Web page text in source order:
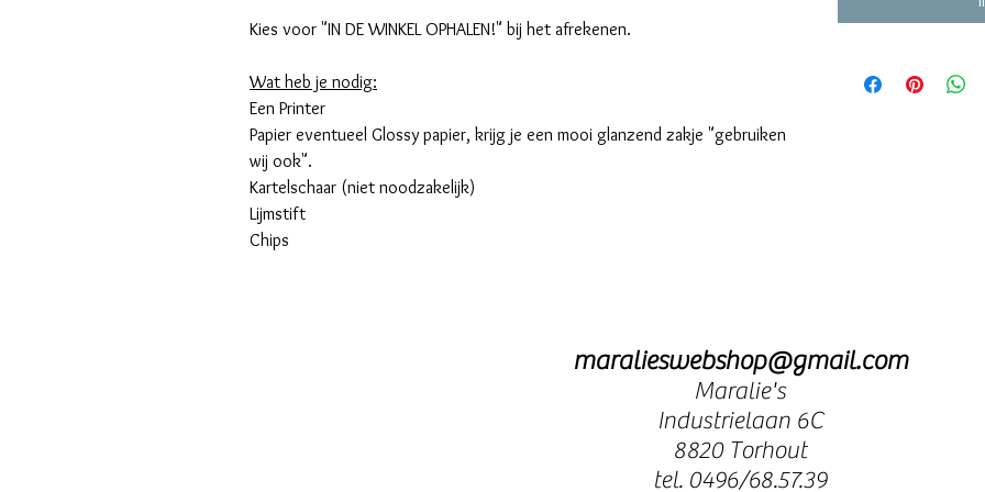
Kies voor "IN DE WINKEL OPHALEN!" bij het afrekenen.
Wat heb je nodig:
Een Printer
Papier eventueel Glossy papier, krijg je een mooi glanzend zakje "gebruiken
wij ook".
Kartelschaar (niet noodzakelijk)
Lijmstift
Chips
maralieswebshop@gmail.com
Maralie's
Industrielaan 6C
8820 Torhout
tel. 0496/68.57.39